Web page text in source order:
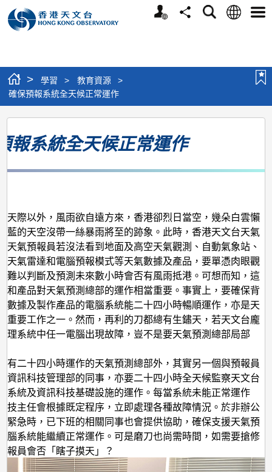
個
分
搜
語
選
> 學習 > 教育資源
>
確保預報系統全天候正常運作
確
保
統
全
天
候
正
常
運
報系統全天候正常運作
天際以外，風雨欲自遠方來，香港卻烈日當空，幾朵白雲懶
藍的天空沒帶一絲暴雨將至的跡象。此時，香港天文台天氣
天氣預報員若沒法看到地面及高空天氣觀測、自動氣象站、
天氣雷達和電腦預報模式等天氣數據及產品，要單憑肉眼觀
難以判斷及預測未來數小時會否有風雨抵港。可想而知，這
和產品對天氣預測總部的運作相當重要。事實上，要確保背
數據及製作產品的電腦系統能二十四小時暢順運作，亦是天
重要工作之一。然而，再利的刀都總有生鏽天，若天文台龐
理系統中任一電腦出現故障，豈不是要天氣預測總部局部
有二十四小時運作的天氣預測總部外，其實另一個與預報員
資訊科技管理部的同事，亦要二十四小時全天候監察天文台
系統及資訊科技基礎設施的運作。每當系統未能正常運作
技主任會根據既定程序，立即處理各種故障情況。於非辦公
緊急時，已下班的相關同事也會提供協助，確保支援天氣預
腦系統能繼續正常運作。可是磨刀也尚需時間，如需要搶修
報員會否「瞎子摸天」？